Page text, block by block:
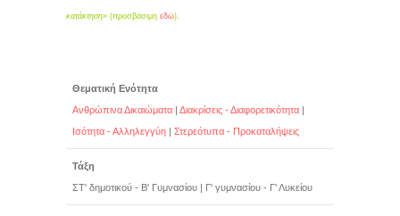
κατάκτηση» (προσβάσιμη εδώ).
Θεματική Ενότητα
Ανθρώπινα Δικαιώματα | Διακρίσεις - Διαφορετικότητα |
Ισότητα - Αλληλεγγύη | Στερεότυπα - Προκαταλήψεις
Τάξη
ΣΤ' δημοτικού - Β' Γυμνασίου | Γ' γυμνασίου - Γ' Λυκείου